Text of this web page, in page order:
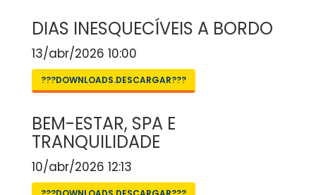
DIAS INESQUECÍVEIS A BORDO
13/abr/2026 10:00
???DOWNLOADS.DESCARGAR???
BEM-ESTAR, SPA E
TRANQUILIDADE
10/abr/2026 12:13